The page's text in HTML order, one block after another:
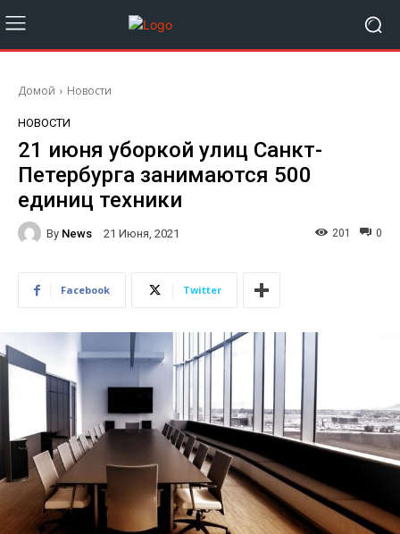
Домой Новости
НОВОСТИ
21 июня уборкой улиц Санкт-
Петербурга занимаются 500
единиц техники
By News 21 Июня, 2021 0
201
Facebook Twitter